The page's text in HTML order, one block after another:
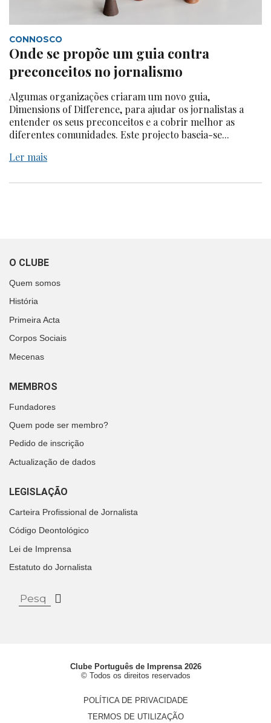
CONNOSCO
Onde se propõe um guia contra
preconceitos no jornalismo
Algumas organizações criaram um novo guia,
Dimensions of Difference, para ajudar os jornalistas a
entender os seus preconceitos e a cobrir melhor as
diferentes comunidades. Este projecto baseia-se...
Ler mais
O CLUBE
Quem somos
História
Primeira Acta
Corpos Sociais
Mecenas
MEMBROS
Fundadores
Quem pode ser membro?
Pedido de inscrição
Actualização de dados
LEGISLAÇÃO
Carteira Profissional de Jornalista
Código Deontológico
Lei de Imprensa
Estatuto do Jornalista
Clube Português de Imprensa 2026
© Todos os direitos reservados
POLÍTICA DE PRIVACIDADE
TERMOS DE UTILIZAÇÃO